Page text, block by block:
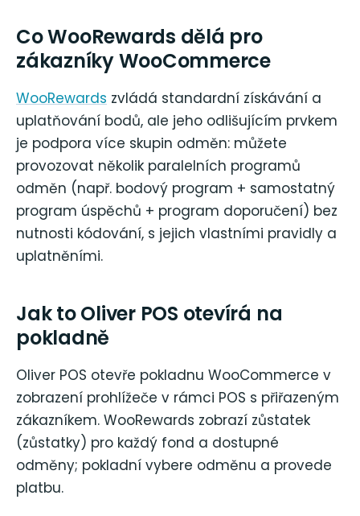
Co WooRewards dělá pro
zákazníky WooCommerce
WooRewards zvládá standardní získávání a
uplatňování bodů, ale jeho odlišujícím prvkem
je podpora více skupin odměn: můžete
provozovat několik paralelních programů
odměn (např. bodový program + samostatný
program úspěchů + program doporučení) bez
nutnosti kódování, s jejich vlastními pravidly a
uplatněními.
Jak to Oliver POS otevírá na
pokladně
Oliver POS otevře pokladnu WooCommerce v
zobrazení prohlížeče v rámci POS s přiřazeným
zákazníkem. WooRewards zobrazí zůstatek
(zůstatky) pro každý fond a dostupné
odměny; pokladní vybere odměnu a provede
platbu.